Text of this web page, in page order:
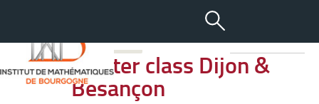
aA - +
02 FÉV 2026
Master class Dijon &
Besançon